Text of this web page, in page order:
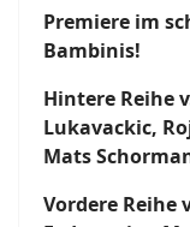
Premiere im
Bambinis!
Hintere Reihe
Lukavackic,
Mats
Vordere Reihe